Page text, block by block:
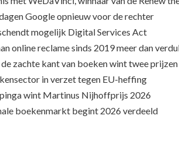
Google opnieuw voor de rechter
mogelijk Digital Services Act
online reclame sinds 2019 meer dan
zachte kant van boeken wint twee prijzen
in verzet tegen EU-heffing
wint Martinus Nijhoffprijs 2026
boekenmarkt begint 2026 verdeeld